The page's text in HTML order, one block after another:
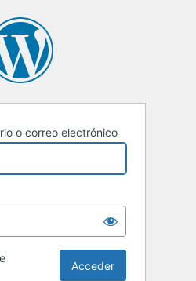
o correo electrónico